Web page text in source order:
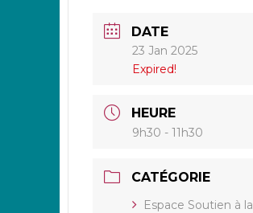
DATE
23 Jan 2025
Expired!
HEURE
9h30 - 11h30
CATÉGORIE
Espace Soutien à la